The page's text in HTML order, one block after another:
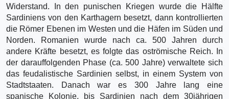
Widerstand. In den punischen Kriegen wurde die Hälfte
Sardiniens von den Karthagern besetzt, dann kontrollierten
die Römer Ebenen im Westen und die Häfen im Süden und
Norden. Romanien wurde nach ca. 500 Jahren durch
andere Kräfte besetzt, es folgte das oströmische Reich. In
der darauffolgenden Phase (ca. 500 Jahre) verwaltete sich
das feudalistische Sardinien selbst, in einem System von
Stadtstaaten. Danach war es 300 Jahre lang eine
spanische Kolonie, bis Sardinien nach dem 30jährigen